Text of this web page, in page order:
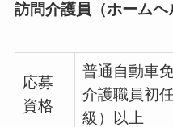
訪問介護員（ホームヘ
応募
資格
普通自動車
介護職員初
級）以上